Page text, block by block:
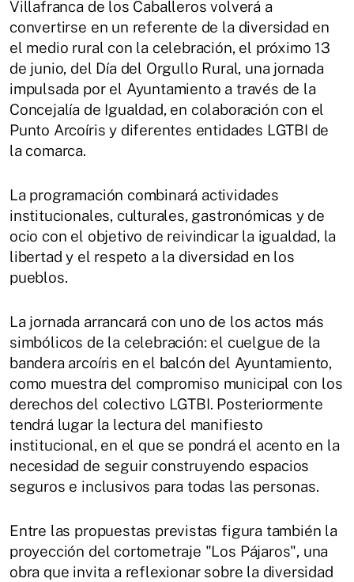
Villafranca de los Caballeros volverá a
convertirse en un referente de la diversidad en
el medio rural con la celebración, el próximo 13
de junio, del Día del Orgullo Rural, una jornada
impulsada por el Ayuntamiento a través de la
Concejalía de Igualdad, en colaboración con el
Punto Arcoíris y diferentes entidades LGTBI de
la comarca.
La programación combinará actividades
institucionales, culturales, gastronómicas y de
ocio con el objetivo de reivindicar la igualdad, la
libertad y el respeto a la diversidad en los
pueblos.
La jornada arrancará con uno de los actos más
simbólicos de la celebración: el cuelgue de la
bandera arcoíris en el balcón del Ayuntamiento,
como muestra del compromiso municipal con los
derechos del colectivo LGTBI. Posteriormente
tendrá lugar la lectura del manifiesto
institucional, en el que se pondrá el acento en la
necesidad de seguir construyendo espacios
seguros e inclusivos para todas las personas.
Entre las propuestas previstas figura también la
proyección del cortometraje "Los Pájaros", una
obra que invita a reflexionar sobre la diversidad